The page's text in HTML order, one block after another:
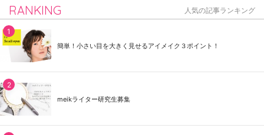
RANKING 人気の記事ランキング
簡単！小さい目を大きく見せるアイメイク３ポイント！
meikライター研究生募集